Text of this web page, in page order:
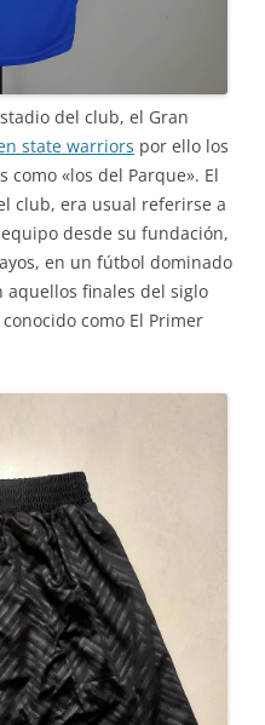
del club, el Gran
state warriors por ello los
«los del Parque». El
club, era usual referirse a
desde su fundación,
en un fútbol dominado
finales del siglo
como El Primer